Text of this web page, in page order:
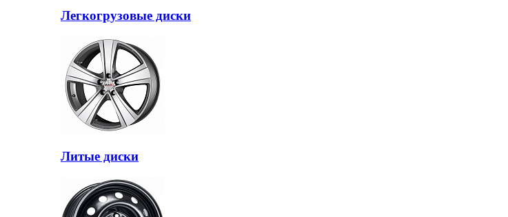
Легкогрузовые диски
Литые диски